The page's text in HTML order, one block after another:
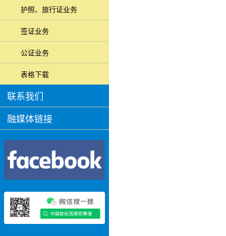
护照、旅行证业务
签证业务
公证业务
表格下载
联系我们
融媒体链接